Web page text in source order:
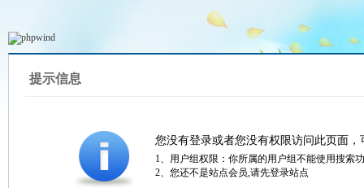
提示信息
您没有登录或者您没有权限访问此页面
1、用户组权限：你所属的用户组不能使用搜索
2、您还不是站点会员,请先登录站点